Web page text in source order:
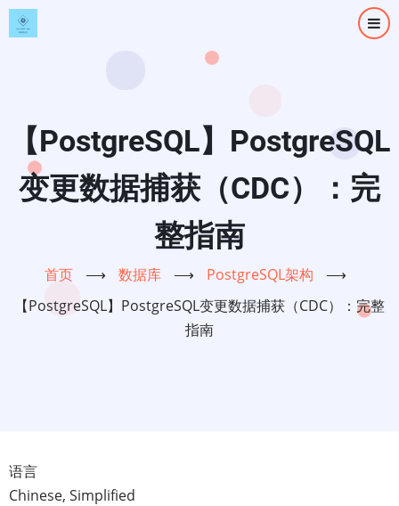
跳
转
【PostgreSQL】PostgreSQL
变更数据捕获（CDC）：完
整指南
首页 ⟶ 数据库 ⟶ PostgreSQL架构
⟶
【PostgreSQL】PostgreSQL变更数据捕获（CDC）：完整
指南
语言
Chinese, Simplified